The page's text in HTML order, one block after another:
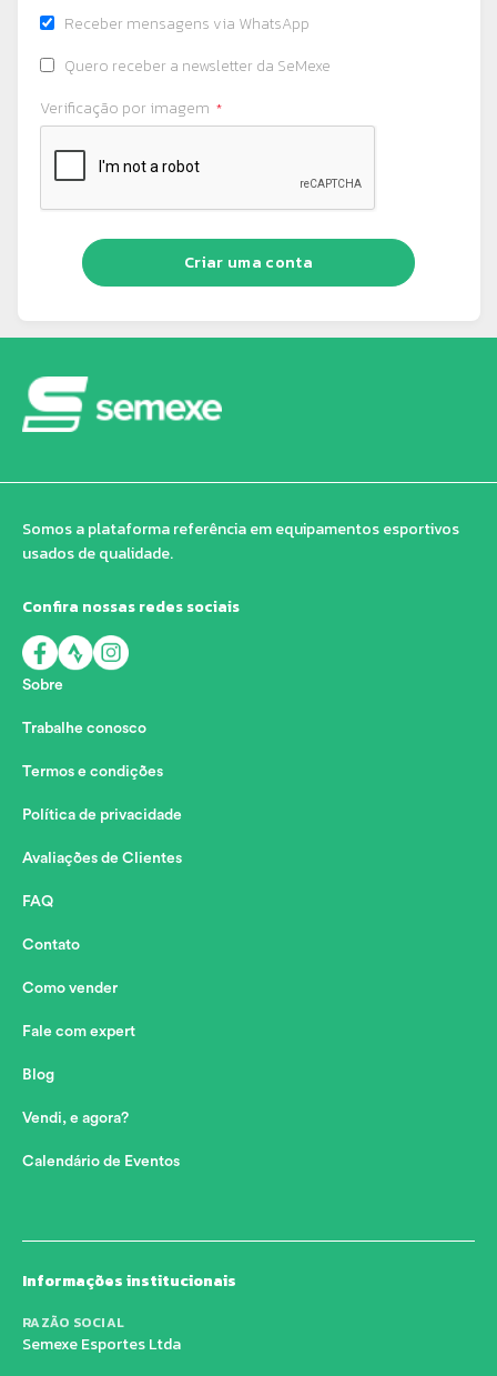
Receber mensagens via WhatsApp
Quero receber a newsletter da SeMexe
Verificação por imagem
Criar uma conta
Somos a plataforma referência em equipamentos esportivos
usados de qualidade.
Confira nossas redes sociais
Sobre
Trabalhe conosco
Termos e condições
Política de privacidade
Avaliações de Clientes
FAQ
Contato
Como vender
Fale com expert
Blog
Vendi, e agora?
Calendário de Eventos
Informações institucionais
RAZÃO SOCIAL
Semexe Esportes Ltda